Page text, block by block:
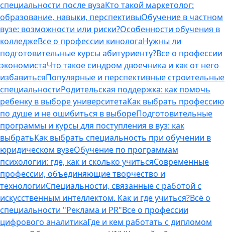
специальности после вузаКто такой маркетолог:
образование, навыки, перспективыОбучение в частном
вузе: возможности или риски?Особенности обучения в
колледжеВсе о профессии кинологаНужны ли
подготовительные курсы абитуриенту?Все о профессии
экономистаЧто такое синдром двоечника и как от него
избавитьсяПопулярные и перспективные строительные
специальностиРодительская поддержка: как помочь
ребенку в выборе университетаКак выбрать профессию
по душе и не ошибиться в выбореПодготовительные
программы и курсы для поступления в вуз: как
выбратьКак выбрать специальность при обучении в
юридическом вузеОбучение по программам
психологии: где, как и сколько учитьсяСовременные
профессии, объединяющие творчество и
технологииСпециальности, связанные с работой с
искусственным интеллектом. Как и где учиться?Всё о
специальности "Реклама и PR"Все о профессии
цифрового аналитикаГде и кем работать с дипломом